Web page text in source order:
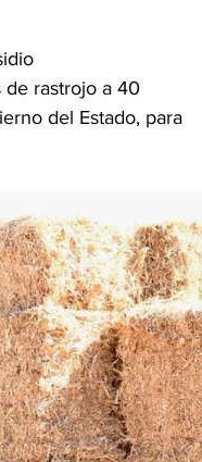
de rastrojo a 40
del Estado, para